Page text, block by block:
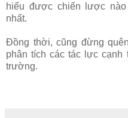
hiểu được chiến lược
nhất.
Đồng thời, cũng đừng
phân tích các tác lực cạnh
trường.